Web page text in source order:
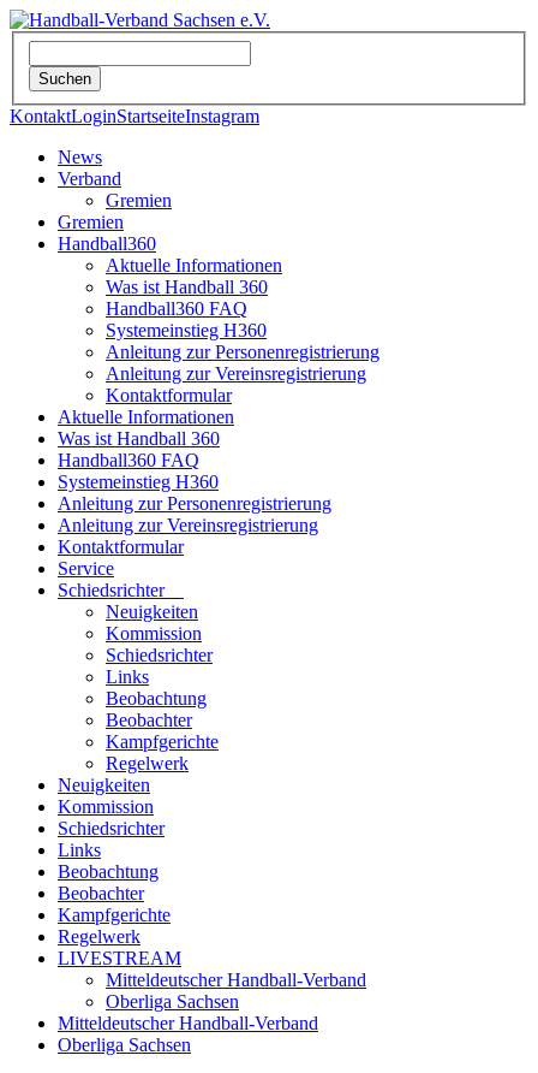
KontaktLoginStartseiteInstagram
News
Verband
Gremien
Gremien
Handball360
Aktuelle Informationen
Was ist Handball 360
Handball360 FAQ
Systemeinstieg H360
Anleitung zur Personenregistrierung
Anleitung zur Vereinsregistrierung
Kontaktformular
Aktuelle Informationen
Was ist Handball 360
Handball360 FAQ
Systemeinstieg H360
Anleitung zur Personenregistrierung
Anleitung zur Vereinsregistrierung
Kontaktformular
Service
Schiedsrichter
Neuigkeiten
Kommission
Schiedsrichter
Links
Beobachtung
Beobachter
Kampfgerichte
Regelwerk
Neuigkeiten
Kommission
Schiedsrichter
Links
Beobachtung
Beobachter
Kampfgerichte
Regelwerk
LIVESTREAM
Mitteldeutscher Handball-Verband
Oberliga Sachsen
Mitteldeutscher Handball-Verband
Oberliga Sachsen